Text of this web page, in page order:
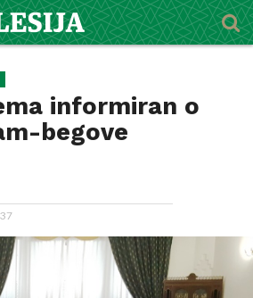
informiran o
begove